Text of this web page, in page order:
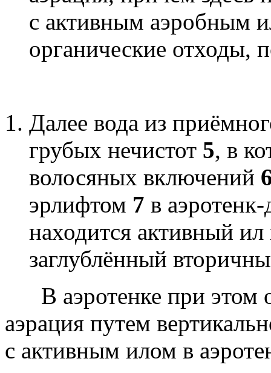
с активным аэробным
органические отходы,
Далее вода из
грубых нечистот 5, в
волосяных включений
эрлифтом 7 в
находится активный
заглублённый
В аэротенке при этом
аэрация путем
с активным илом в